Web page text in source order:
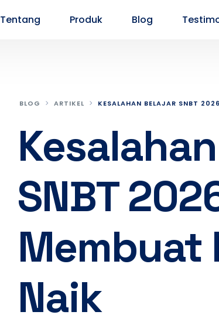
Tentang Produk Blog
BLOG ARTIKEL KESALAHAN BELAJAR SNBT
SNBT
Membuat
Naik